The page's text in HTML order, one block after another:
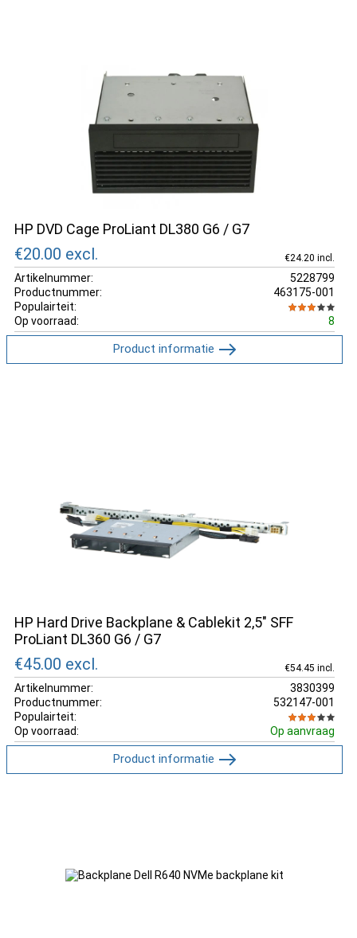
HP DVD Cage ProLiant DL380 G6 / G7
€20.00 excl. €24.20 incl.
Artikelnummer:
5228799
Productnummer:
463175-001
Populairteit:
Op voorraad:
8
Product informatie
HP Hard Drive Backplane & Cablekit 2,5" SFF
ProLiant DL360 G6 / G7
€45.00 excl. €54.45 incl.
Artikelnummer:
3830399
Productnummer:
532147-001
Populairteit:
Op voorraad:
Op aanvraag
Product informatie